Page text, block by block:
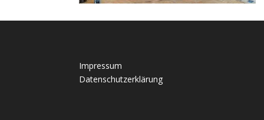
Impressum
Datenschutzerklärung